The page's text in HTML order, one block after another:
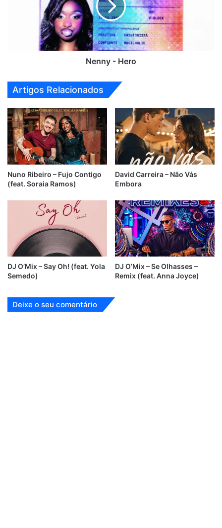
Nenny - Hero
Artigos Relacionados
Nuno Ribeiro – Fujo Contigo
(feat. Soraia Ramos)
David Carreira – Não Vás
Embora
DJ O’Mix – Say Oh! (feat. Yola
Semedo)
DJ O’Mix – Se Olhasses –
Remix (feat. Anna Joyce)
Deixe o seu comentário